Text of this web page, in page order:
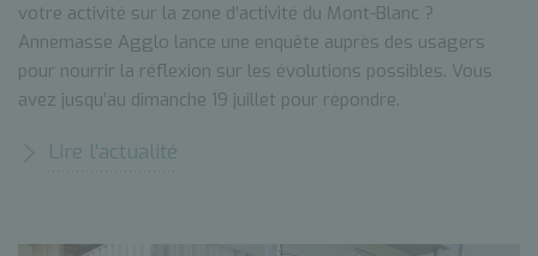
votre activité sur la zone d’activité du Mont-Blanc ?
Annemasse Agglo lance une enquête auprès des usagers
pour nourrir la réflexion sur les évolutions possibles. Vous
avez jusqu’au dimanche 19 juillet pour répondre.
Lire l’actualité